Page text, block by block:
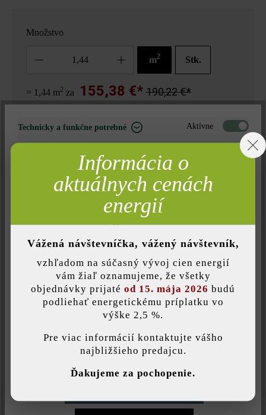
Množstvo
m2 Stk.
= 1,44 m2 za 155,38 €* 190,22 €*
Nájdite predajcu vo vašom okolí
Pridať do zoznamu želaní
Opis produktu
betónové platne
Technicky a funkčne potrebné Aktívne
Neaktívne
Komfort (funkčnosť stránky)
Uložiť individuálne nastavenie
Táto webová stránka používa súbory cookie, aby vám ponúkla
Informácia o
aktuálnych cenách
energií
Vážená návštevníčka, vážený návštevník,
vzhľadom na súčasný vývoj cien energií
vám žiaľ oznamujeme, že všetky
objednávky prijaté od 15. mája 2026 budú
podliehať energetickému príplatku vo
výške 2,5 %.
Pre viac informácií kontaktujte vášho
najbližšieho predajcu.
Ďakujeme za pochopenie.